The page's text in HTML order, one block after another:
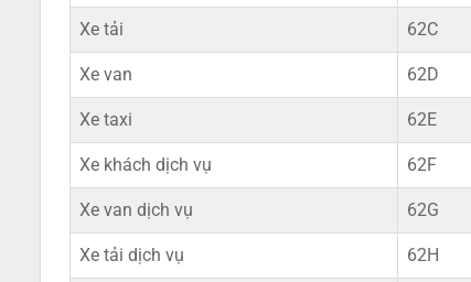
Xe tải 62C
Xe van 62D
Xe taxi 62E
Xe khách dịch vụ 62F
Xe van dịch vụ 62G
Xe tải dịch vụ 62H